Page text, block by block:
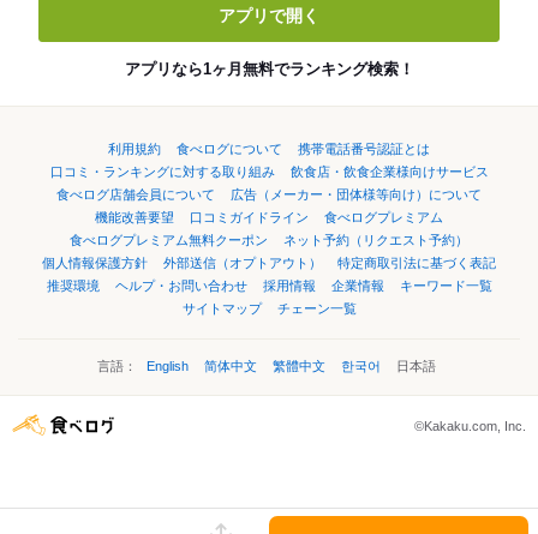
アプリで開く
アプリなら1ヶ月無料でランキング検索！
利用規約 食べログについて
携帯電話番号認証とは
口コミ・ランキングに対する取り組み
飲食店・飲食企業様向けサービス
食べログ店舗会員について
広告（メーカー・団体様等向け）について
機能改善要望
口コミガイドライン
食べログプレミアム
食べログプレミアム無料クーポン
ネット予約（リクエスト予約）
個人情報保護方針
外部送信（オプトアウト）
特定商取引法に基づく表記
推奨環境
ヘルプ・お問い合わせ 採用情報 企業情報
キーワード一覧
サイトマップ
チェーン一覧
言語： English 简体中文 繁體中文 한국어 日本語
©Kakaku.com, Inc.